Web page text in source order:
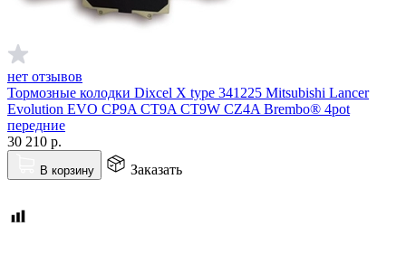
нет отзывов
Тормозные колодки Dixcel X type 341225 Mitsubishi Lancer
Evolution EVO CP9A CT9A CT9W CZ4A Brembo® 4pot
передние
30 210 р.
В корзину Заказать